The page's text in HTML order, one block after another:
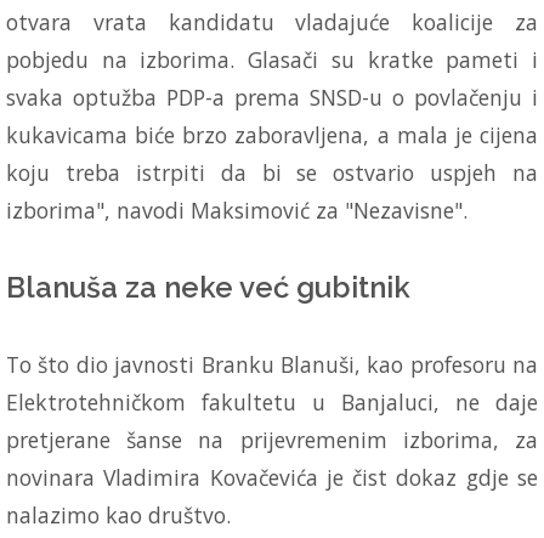
otvara vrata kandidatu vladajuće koalicije za
pobjedu na izborima. Glasači su kratke pameti i
svaka optužba PDP-a prema SNSD-u o povlačenju i
kukavicama biće brzo zaboravljena, a mala je cijena
koju treba istrpiti da bi se ostvario uspjeh na
izborima", navodi Maksimović za "Nezavisne".
Blanuša za neke već gubitnik
To što dio javnosti Branku Blanuši, kao profesoru na
Elektrotehničkom fakultetu u Banjaluci, ne daje
pretjerane šanse na prijevremenim izborima, za
novinara Vladimira Kovačevića je čist dokaz gdje se
nalazimo kao društvo.